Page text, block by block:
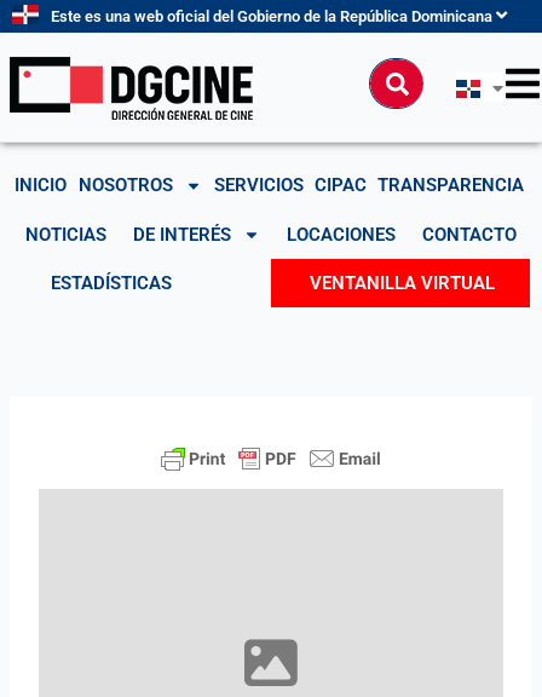
contenido
Este es una web oficial del Gobierno de la República Dominicana
Buscar
INICIO NOSOTROS SERVICIOS CIPAC TRANSPARENCIA
NOTICIAS DE INTERÉS LOCACIONES CONTACTO
ESTADÍSTICAS VENTANILLA VIRTUAL